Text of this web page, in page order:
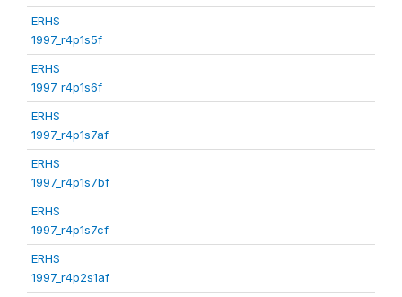
ERHS
1997_r4p1s5f
ERHS
1997_r4p1s6f
ERHS
1997_r4p1s7af
ERHS
1997_r4p1s7bf
ERHS
1997_r4p1s7cf
ERHS
1997_r4p2s1af